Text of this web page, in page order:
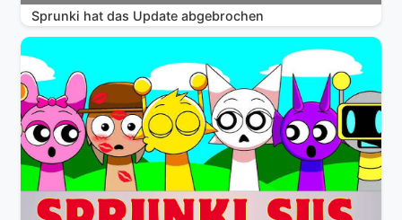
Sprunki hat das Update abgebrochen